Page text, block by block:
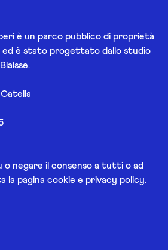
è un parco pubblico di proprietà
ed è stato progettato dallo studio
o negare il consenso a tutti o ad
la pagina cookie e privacy policy.